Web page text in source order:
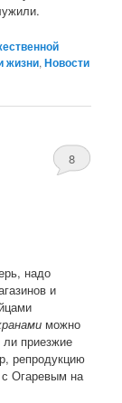
жизни,Новости
8
надо
и
можно
ли приезжие
репродукцию
Огаревым на